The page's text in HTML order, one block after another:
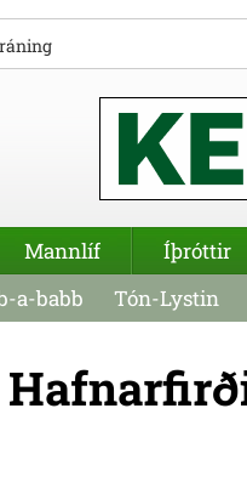
Mannlíf Íþróttir
a-babb Tón-Lystin